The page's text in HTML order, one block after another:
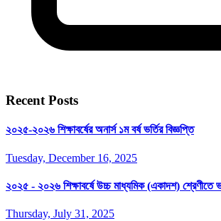
Recent Posts
২০২৫-২০২৬ শিক্ষাবর্ষের অনার্স ১ম বর্ষ ভর্তির বিজ্ঞপ্তি
Tuesday, December 16, 2025
২০২৫ - ২০২৬ শিক্ষাবর্ষে উচ্চ মাধ্যমিক (একাদশ) শ্রেণীতে
Thursday, July 31, 2025